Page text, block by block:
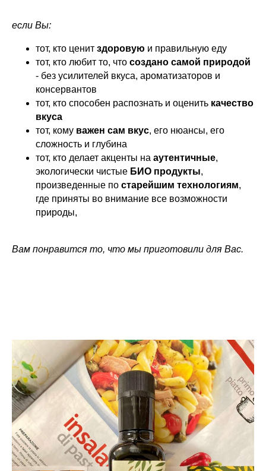
если Вы:
тот, кто ценит здоровую и правильную еду
тот, кто любит то, что создано самой природой
- без усилителей вкуса, ароматизаторов и
консервантов
тот, кто способен распознать и оценить качество
вкуса
тот, кому важен сам вкус, его нюансы, его
сложность и глубина
тот, кто делает акценты на аутентичные,
экологически чистые БИО продукты,
произведенные по старейшим технологиям,
где приняты во внимание все возможности
природы,
Вам понравится то, что мы приготовили для Вас.